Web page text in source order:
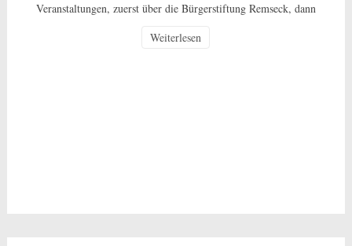
Veranstaltungen, zuerst über die Bürgerstiftung Remseck, dann
Bürgerschaftliches Engagement für alle Bürgerinnen und Bürger
Weiterlesen